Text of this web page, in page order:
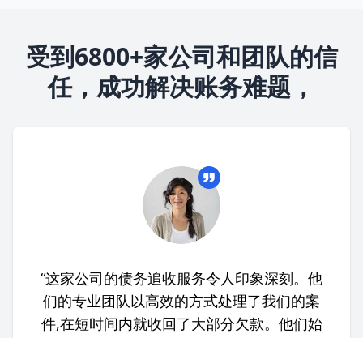
受到6800+家公司和团队的信
任，成功解决账务难题，
“这家公司的债务追收服务令人印象深刻。他
们的专业团队以高效的方式处理了我们的案
件,在短时间内就收回了大部分欠款。他们始